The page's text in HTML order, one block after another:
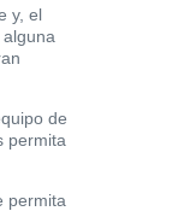
y, el
de
permita
permita